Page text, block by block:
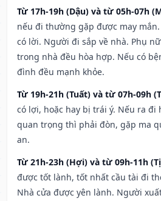
Từ 17h-19h (Dậu) và từ 05h-07h
nếu đi thường gặp được may
có lời. Người đi sắp về nhà. Phụ
trong nhà đều hòa hợp. Nếu có
đình đều mạnh khỏe.
Từ 19h-21h (Tuất) và từ 07h-09h
có lợi, hoặc hay bị trái ý. Nếu ra đi
quan trọng thì phải đòn, gặp ma
an.
Từ 21h-23h (Hợi) và từ 09h-11h
được tốt lành, tốt nhất cầu tài đi
Nhà cửa được yên lành. Người